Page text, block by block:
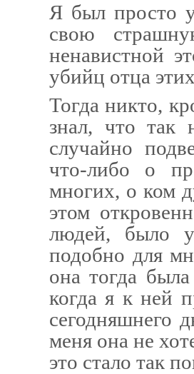
Я был просто
свою
ненавистной
убийц отца
Тогда никто,
знал, что так
случайно
что-либо о
многих, о ком
этом
людей, бы­ло
подобно для
она тогда
когда я к ней
сегодняшнего
меня она не
это стало так